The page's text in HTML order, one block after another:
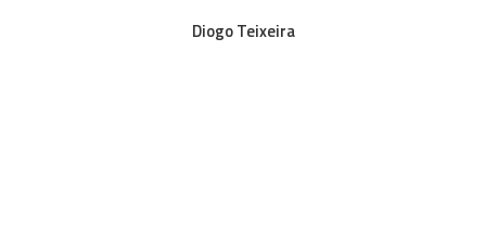
Diogo Teixeira